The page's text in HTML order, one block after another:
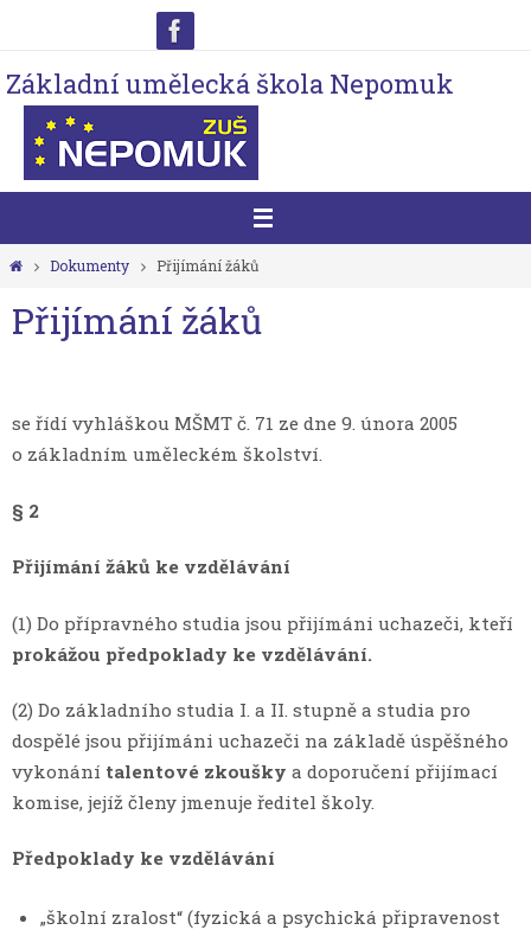
obsah
Základní umělecká škola Nepomuk
HomeDokumenty Přijímání žáků
Přijímání žáků
se řídí vyhláškou MŠMT č. 71 ze dne 9. února 2005
o základním uměleckém školství.
§ 2
Přijímání žáků ke vzdělávání
(1) Do přípravného studia jsou přijímáni uchazeči, kteří
prokážou předpoklady ke vzdělávání.
(2) Do základního studia I. a II. stupně a studia pro
dospělé jsou přijímáni uchazeči na základě úspěšného
vykonání talentové zkoušky a doporučení přijímací
komise, jejíž členy jmenuje ředitel školy.
Předpoklady ke vzdělávání
„školní zralost“ (fyzická a psychická připravenost